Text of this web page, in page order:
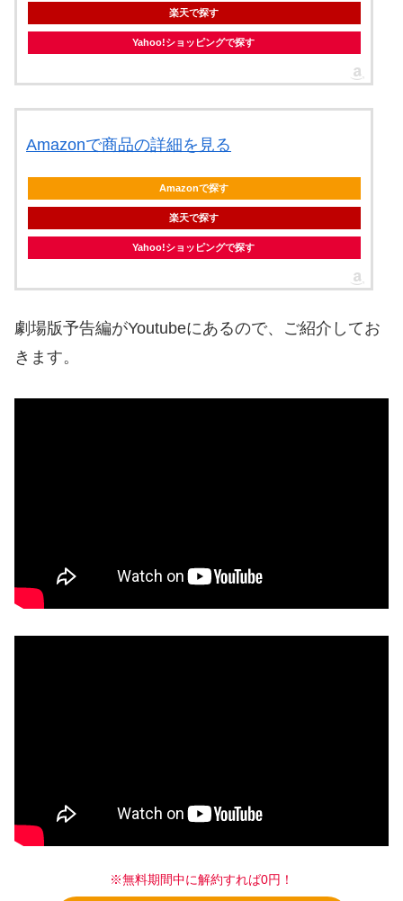
楽天で探す
Yahoo!ショッピングで探す
Amazonで商品の詳細を見る
Amazonで探す
楽天で探す
Yahoo!ショッピングで探す
劇場版予告編がYoutubeにあるので、ご紹介してお
きます。
※無料期間中に解約すれば0円！